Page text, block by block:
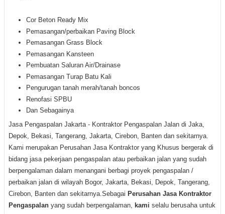
Cor Beton Ready Mix
Pemasangan/perbaikan Paving Block
Pemasangan Grass Block
Pemasangan Kansteen
Pembuatan Saluran Air/Drainase
Pemasangan Turap Batu Kali
Pengurugan tanah merah/tanah boncos
Renofasi SPBU
Dan Sebagainya
Jasa Pengaspalan Jakarta - Kontraktor Pengaspalan Jalan di Jaka,
Depok, Bekasi, Tangerang, Jakarta, Cirebon, Banten dan sekitarnya.
Kami merupakan Perusahan Jasa Kontraktor yang Khusus bergerak di
bidang jasa pekerjaan pengaspalan atau perbaikan jalan yang sudah
berpengalaman dalam menangani berbagi proyek pengaspalan /
perbaikan jalan di wilayah Bogor, Jakarta, Bekasi, Depok, Tangerang,
Cirebon, Banten dan sekitarnya.Sebagai Perusahan Jasa Kontraktor
Pengaspalan yang sudah berpengalaman, kami selalu berusaha untuk